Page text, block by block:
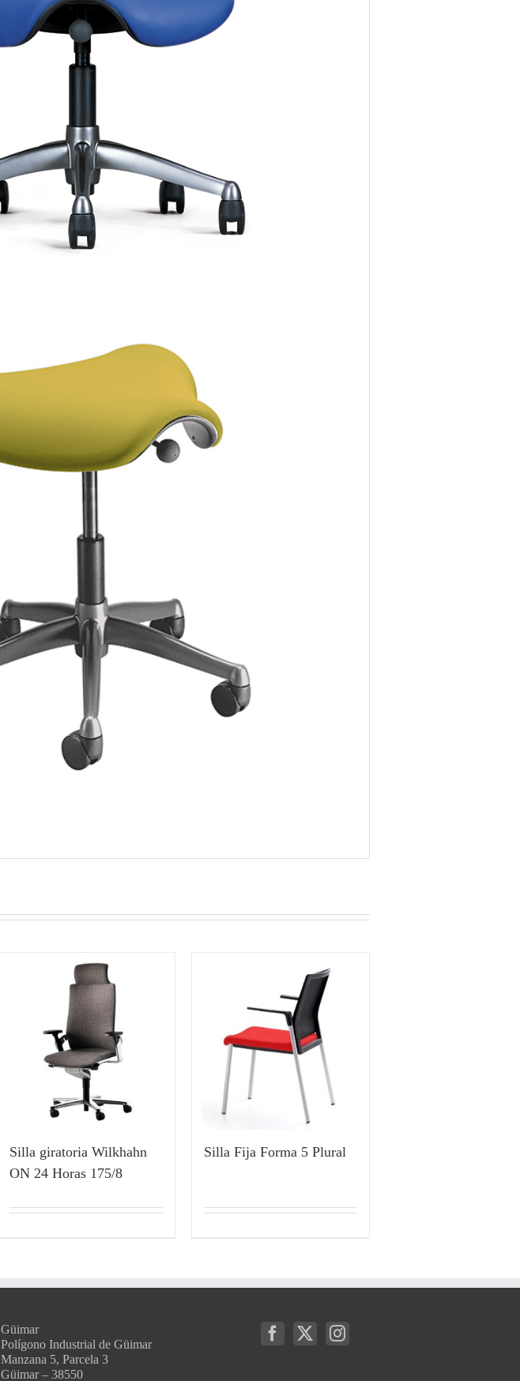
Silla giratoria Wilkhahn
ON 24 Horas 175/8
Silla Fija Forma 5 Plural
Güimar
Polígono Industrial de Güimar
Manzana 5, Parcela 3
Güimar – 38550